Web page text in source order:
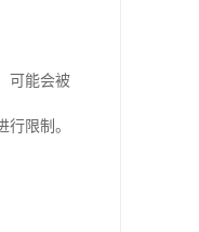
可能会被
限制。